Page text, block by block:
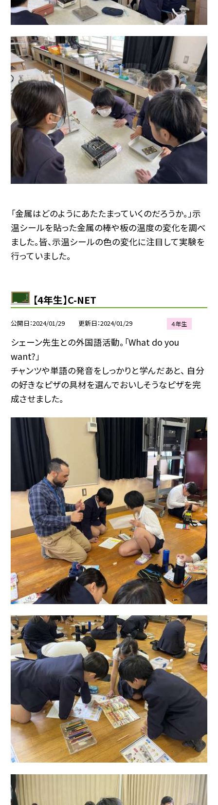
「金属はどのようにあたたまっていくのだろうか。」示
温シールを貼った金属の棒や板の温度の変化を調べ
ました。皆、示温シールの色の変化に注目して実験を
行っていました。
【4年生】C-NET
公開日 2024/01/29 更新日 2024/01/29 ４年生
シェーン先生との外国語活動。「What do you
want?」
チャンツや単語の発音をしっかりと学んだあと、 自分
の好きなピザの具材を選んでおいしそうなピザを完
成させました。